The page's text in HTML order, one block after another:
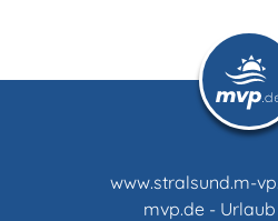
www.stralsund.m-
mvp.de -